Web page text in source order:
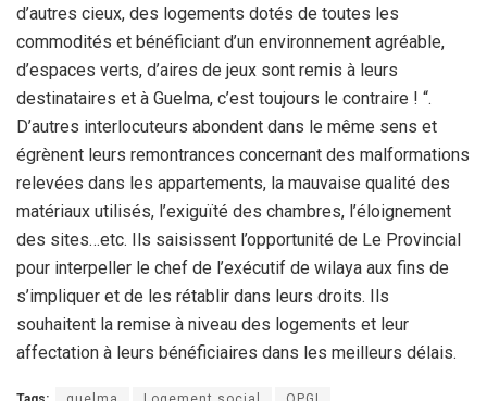
d’autres cieux, des logements dotés de toutes les
commodités et bénéficiant d’un environnement agréable,
d’espaces verts, d’aires de jeux sont remis à leurs
destinataires et à Guelma, c’est toujours le contraire ! “.
D’autres interlocuteurs abondent dans le même sens et
égrènent leurs remontrances concernant des malformations
relevées dans les appartements, la mauvaise qualité des
matériaux utilisés, l’exiguïté des chambres, l’éloignement
des sites…etc. Ils saisissent l’opportunité de Le Provincial
pour interpeller le chef de l’exécutif de wilaya aux fins de
s’impliquer et de les rétablir dans leurs droits. Ils
souhaitent la remise à niveau des logements et leur
affectation à leurs bénéficiaires dans les meilleurs délais.